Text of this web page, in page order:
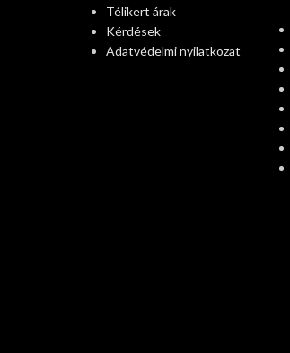
Télikert árak
Kérdések
Adatvédelmi nyilatkozat